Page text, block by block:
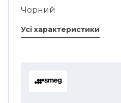
Чорний
Усі характеристики